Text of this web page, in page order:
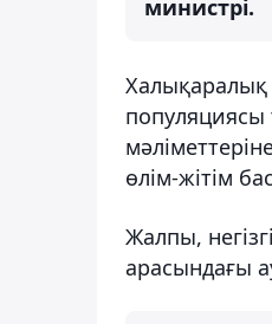
министрі.
Халықаралық
популяциясы
өлім-жітім
Жалпы,
арасындағы